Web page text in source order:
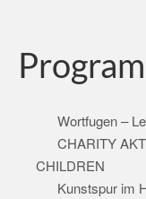
Wortfugen –
CHARITY
CHILDREN
Kunstspur im